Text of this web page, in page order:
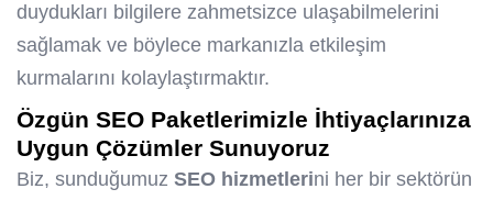
duydukları bilgilere zahmetsizce ulaşabilmelerini
sağlamak ve böylece markanızla etkileşim
kurmalarını kolaylaştırmaktır.
Özgün SEO Paketlerimizle İhtiyaçlarınıza
Uygun Çözümler Sunuyoruz
Biz, sunduğumuz SEO hizmetlerini her bir sektörün